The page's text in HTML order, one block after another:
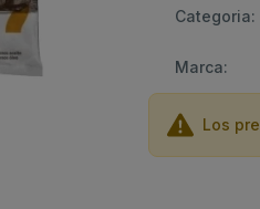
Categoria:
Marca:
Los